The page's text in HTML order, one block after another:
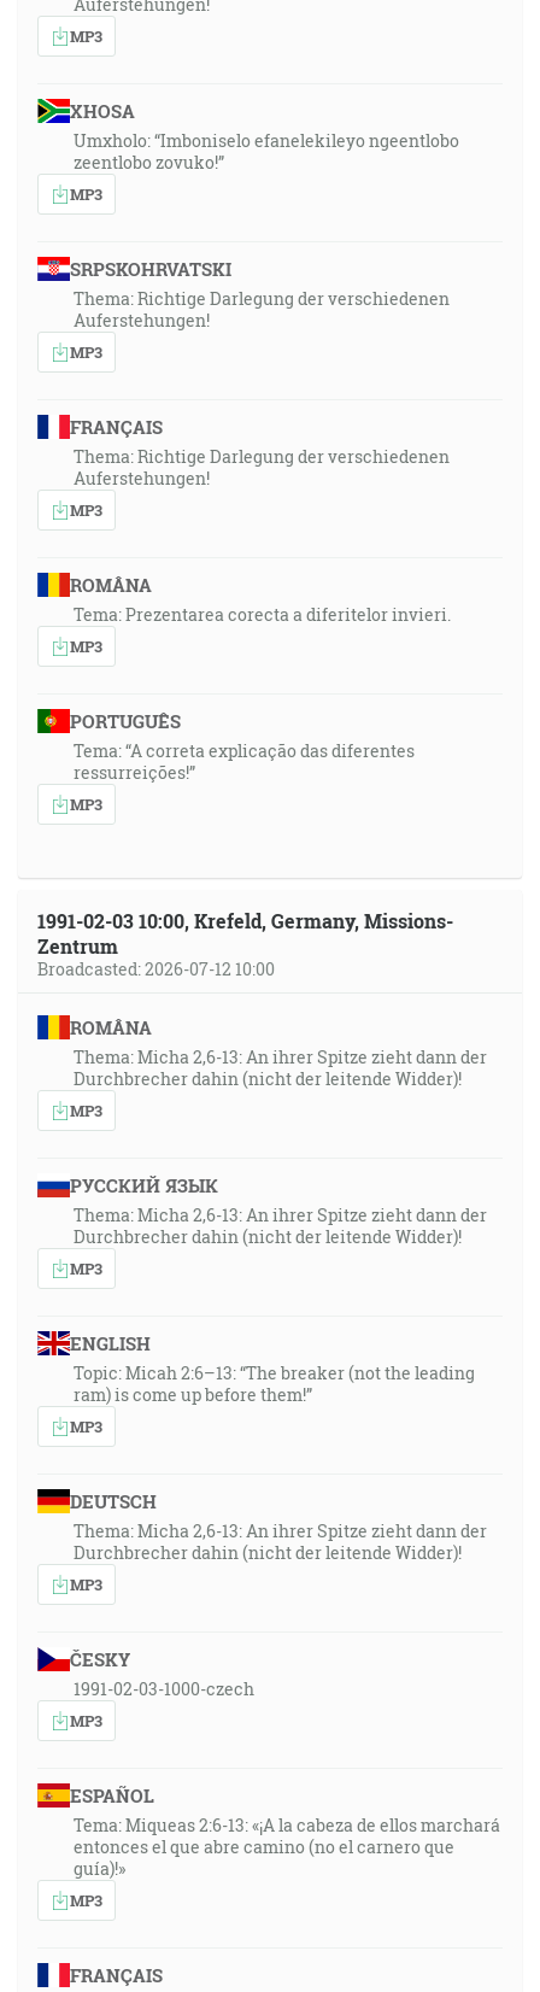
MP3
XHOSA
Umxholo: “Imboniselo efanelekileyo ngeentlobo
zeentlobo zovuko!”
MP3
SRPSKOHRVATSKI
Thema: Richtige Darlegung der verschiedenen
Auferstehungen!
MP3
FRANÇAIS
Thema: Richtige Darlegung der verschiedenen
Auferstehungen!
MP3
ROMÂNA
Tema: Prezentarea corecta a diferitelor invieri.
MP3
PORTUGUÊS
Tema: “A correta explicação das diferentes
ressurreições!”
MP3
1991-02-03 10:00, Krefeld, Germany, Missions-
Zentrum
Broadcasted: 2026-07-12 10:00
ROMÂNA
Thema: Micha 2,6-13: An ihrer Spitze zieht dann der
Durchbrecher dahin (nicht der leitende Widder)!
MP3
РУССКИЙ ЯЗЫК
Thema: Micha 2,6-13: An ihrer Spitze zieht dann der
Durchbrecher dahin (nicht der leitende Widder)!
MP3
ENGLISH
Topic: Micah 2:6–13: “The breaker (not the leading
ram) is come up before them!”
MP3
DEUTSCH
Thema: Micha 2,6-13: An ihrer Spitze zieht dann der
Durchbrecher dahin (nicht der leitende Widder)!
MP3
ČESKY
1991-02-03-1000-czech
MP3
ESPAÑOL
Tema: Miqueas 2:6-13: «¡A la cabeza de ellos marchará
entonces el que abre camino (no el carnero que
guía)!»
MP3
FRANÇAIS